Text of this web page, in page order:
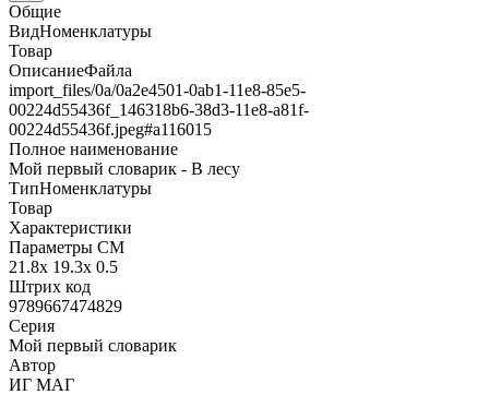
Общие
ВидНоменклатуры
Товар
ОписаниеФайла
import_files/0a/0a2e4501-0ab1-11e8-85e5-
00224d55436f_146318b6-38d3-11e8-a81f-
00224d55436f.jpeg#а116015
Полное наименование
Мой первый словарик - В лесу
ТипНоменклатуры
Товар
Характеристики
Параметры СМ
21.8x 19.3x 0.5
Штрих код
9789667474829
Серия
Мой первый словарик
Автор
ИГ МАГ